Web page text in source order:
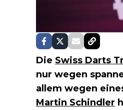
Die Swiss Darts
nur wegen
allem wegen
Martin Schindler